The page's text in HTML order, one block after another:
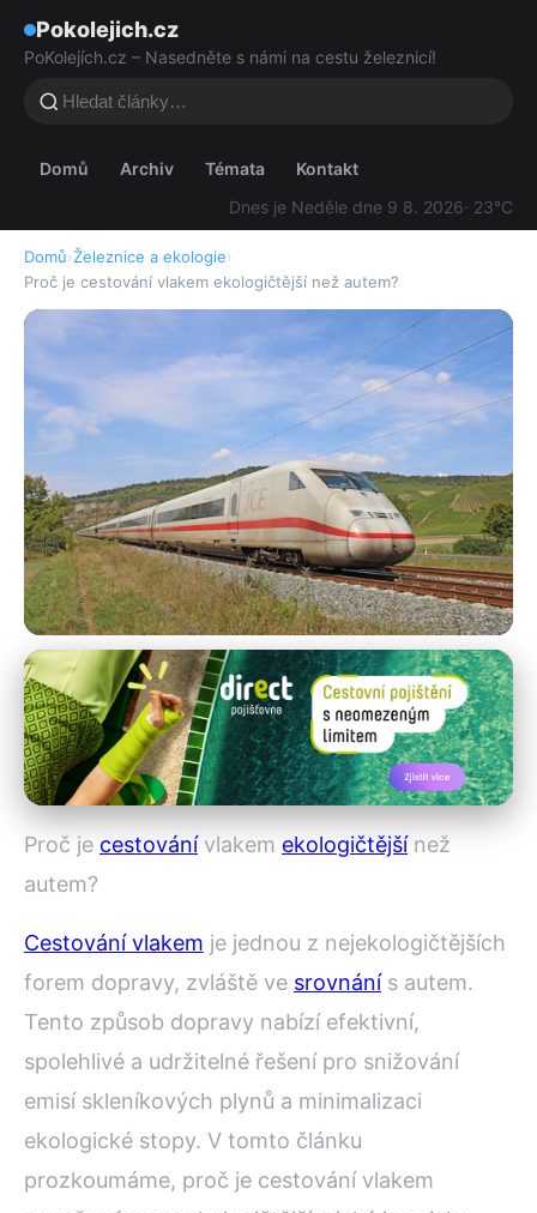
Pokolejich.cz
PoKolejích.cz – Nasedněte s námi na cestu železnicí!
Domů Archiv Témata
Kontakt
Dnes je Neděle dne 9 8. 2026· 23°C
Domů›Železnice a ekologie›
Proč je cestování vlakem ekologičtější než autem?
Železnice a ekologie
Proč je cestování vlakem
ekologičtější než autem?
Proč je cestovánívlakem ekologičtějšínež
autem?
Cestování vlakem je jednou z nejekologičtějších
forem dopravy, zvláště ve srovnánís autem.
Tento způsob dopravy nabízí efektivní,
spolehlivé a udržitelné řešení pro snižování
emisí skleníkových plynů a minimalizaci
ekologické stopy. V tomto článku
prozkoumáme, proč je cestování vlakem